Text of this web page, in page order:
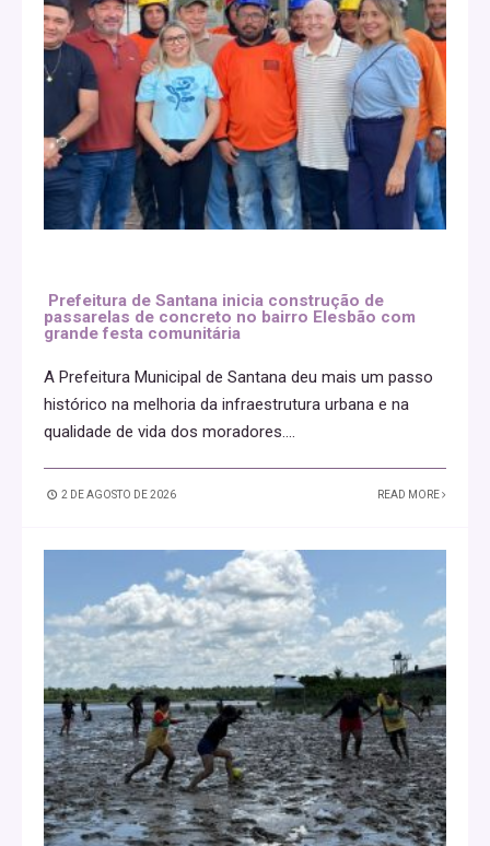
Prefeitura de Santana inicia construção de
passarelas de concreto no bairro Elesbão com
grande festa comunitária
A Prefeitura Municipal de Santana deu mais um passo
histórico na melhoria da infraestrutura urbana e na
qualidade de vida dos moradores....
2 DE AGOSTO DE 2026 READ MORE